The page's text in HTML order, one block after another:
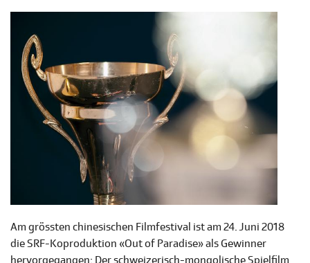
Am grössten chinesischen Filmfestival ist am 24. Juni 2018
die SRF-Koproduktion «Out of Paradise» als Gewinner